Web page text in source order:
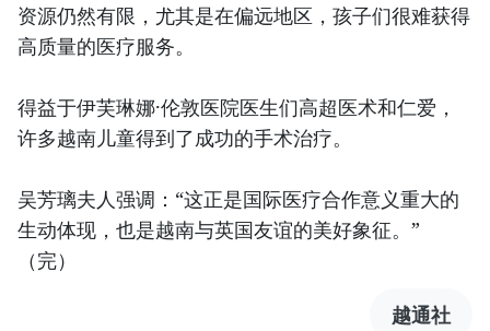
资源仍然有限，尤其是在偏远地区，孩子们很难获得
高质量的医疗服务。
得益于伊芙琳娜·伦敦医院医生们高超医术和仁爱，
许多越南儿童得到了成功的手术治疗。
吴芳璃夫人强调：“这正是国际医疗合作意义重大的
生动体现，也是越南与英国友谊的美好象征。”
（完）
越通社